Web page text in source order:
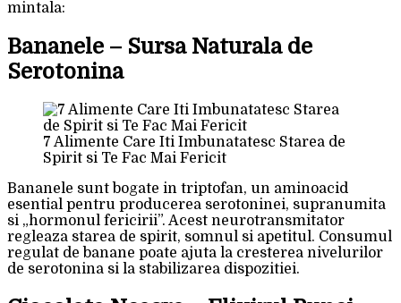
mintala:
Bananele – Sursa Naturala de
Serotonina
7 Alimente Care Iti Imbunatatesc Starea de
Spirit si Te Fac Mai Fericit
Bananele sunt bogate in triptofan, un aminoacid
esential pentru producerea serotoninei, supranumita
si „hormonul fericirii”. Acest neurotransmitator
regleaza starea de spirit, somnul si apetitul. Consumul
regulat de banane poate ajuta la cresterea nivelurilor
de serotonina si la stabilizarea dispozitiei.